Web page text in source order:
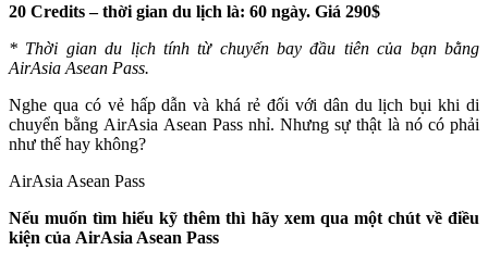
20 Credits – thời gian du lịch là: 60 ngày. Giá 290$
* Thời gian du lịch tính từ chuyến bay đầu tiên của bạn bằng
AirAsia Asean Pass.
Nghe qua có vẻ hấp dẫn và khá rẻ đối với dân du lịch bụi khi di
chuyển bằng AirAsia Asean Pass nhỉ. Nhưng sự thật là nó có phải
như thế hay không?
AirAsia Asean Pass
Nếu muốn tìm hiểu kỹ thêm thì hãy xem qua một chút về điều
kiện của AirAsia Asean Pass